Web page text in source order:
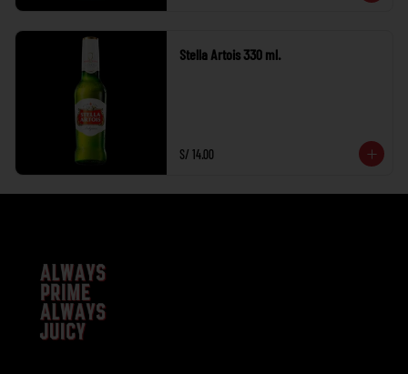
Stella Artois 330 ml.
S/ 14.00